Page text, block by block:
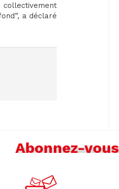
a déclaré
Abonnez-vous